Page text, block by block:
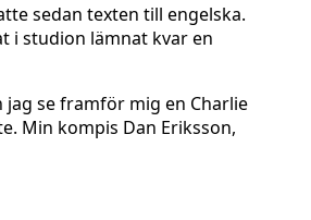
sedan texten till engelska.
i studion lämnat kvar en
se framför mig en Charlie
Min kompis Dan Eriksson,